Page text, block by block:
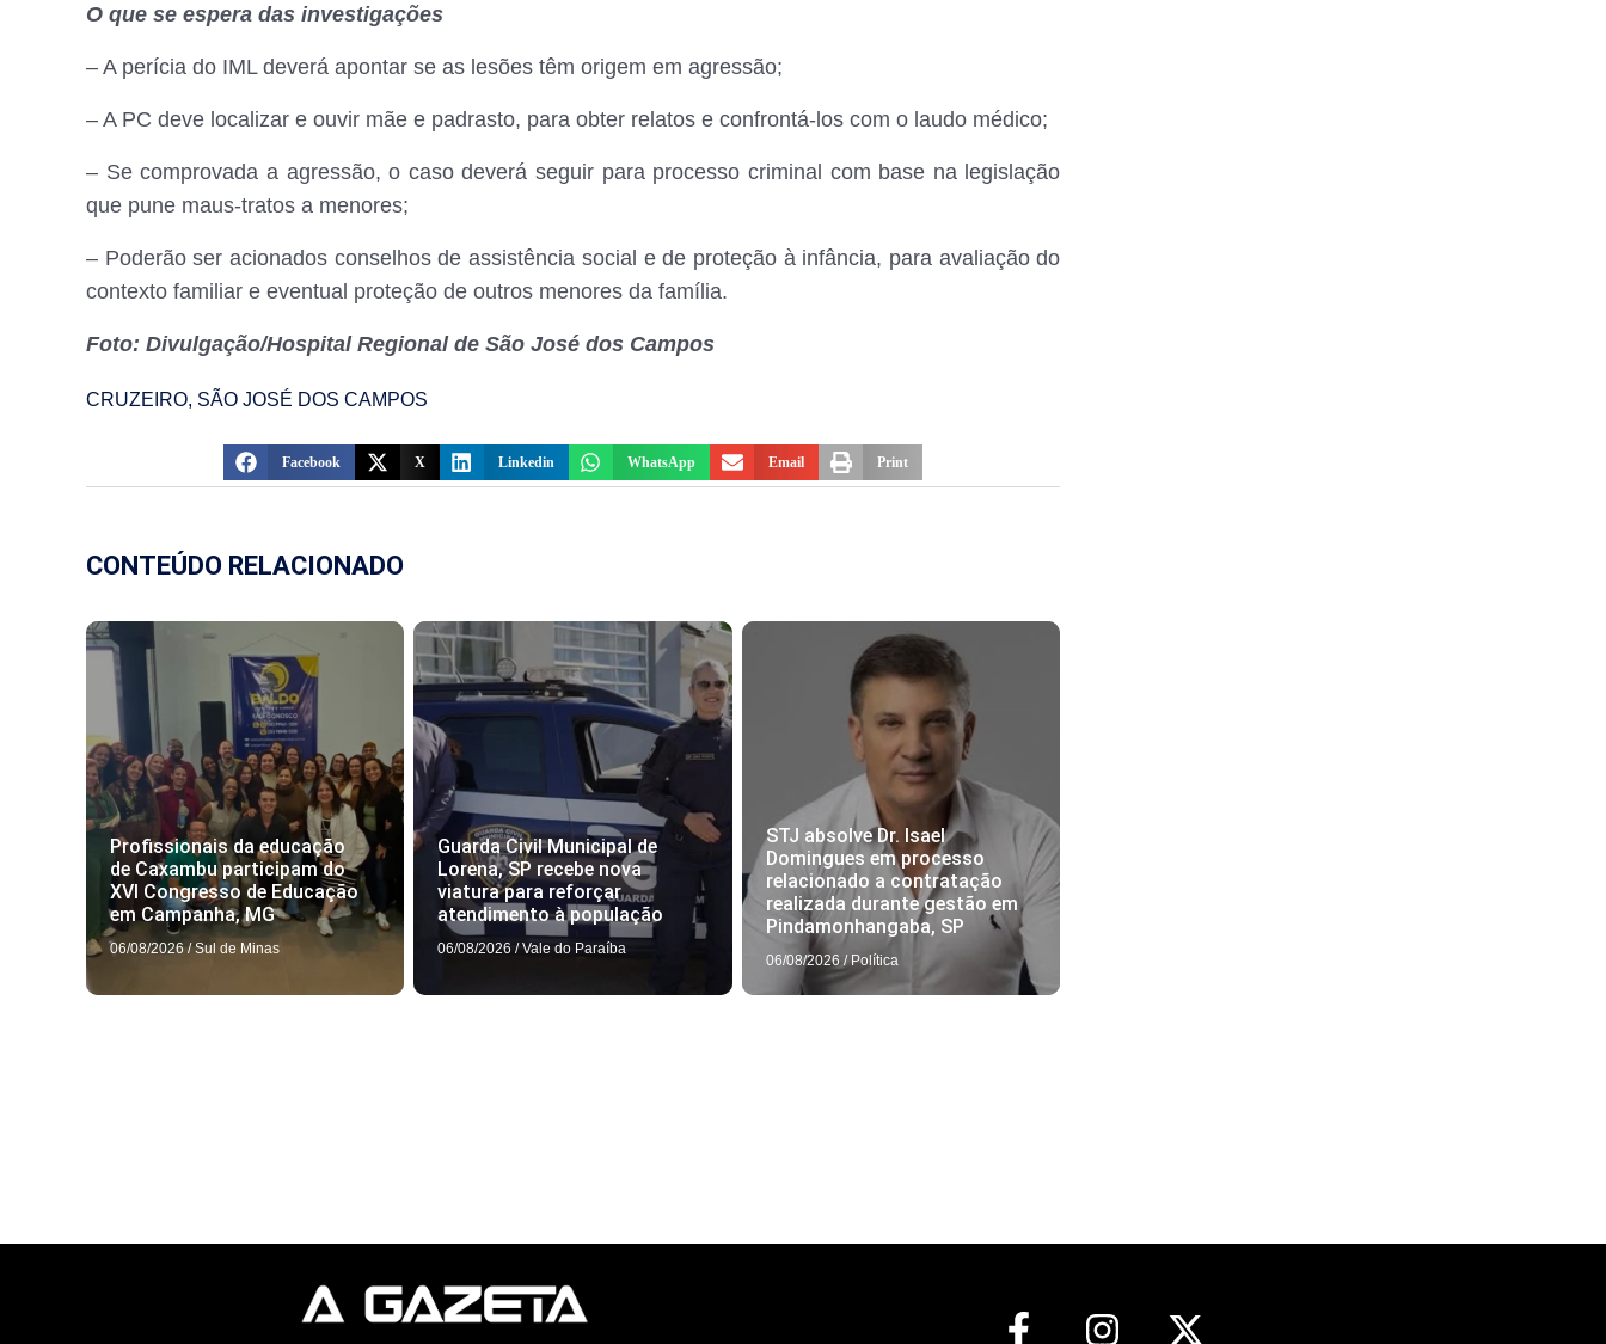
O que se espera das investigações
– A perícia do IML deverá apontar se as lesões têm origem em agressão;
– A PC deve localizar e ouvir mãe e padrasto, para obter relatos e confrontá-los com o laudo médico;
– Se comprovada a agressão, o caso deverá seguir para processo criminal com base na legislação
que pune maus-tratos a menores;
– Poderão ser acionados conselhos de assistência social e de proteção à infância, para avaliação do
contexto familiar e eventual proteção de outros menores da família.
Foto: Divulgação/Hospital Regional de São José dos Campos
CRUZEIRO, SÃO JOSÉ DOS CAMPOS
Facebook X Linkedin WhatsApp Email Print
CONTEÚDO RELACIONADO
Profissionais da educação
de Caxambu participam do
XVI Congresso de Educação
em Campanha, MG
06/08/2026 / Sul de Minas
Guarda Civil Municipal de
Lorena, SP recebe nova
viatura para reforçar
atendimento à população
06/08/2026 / Vale do Paraíba
STJ absolve Dr. Isael
Domingues em processo
relacionado a contratação
realizada durante gestão em
Pindamonhangaba, SP
06/08/2026 / Política